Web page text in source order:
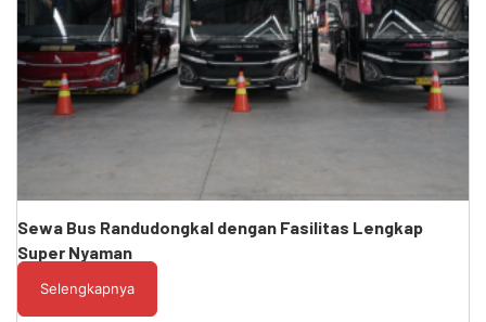
Sewa Bus Randudongkal dengan Fasilitas Lengkap
Super Nyaman
Selengkapnya